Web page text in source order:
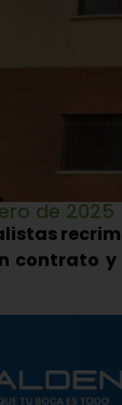
de 2025
contrato